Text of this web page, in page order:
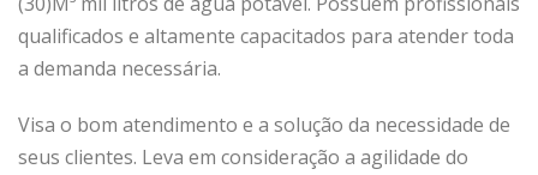
qualificados e altamente capacitados para atender toda
a demanda necessária.
Visa o bom atendimento e a solução da necessidade de
seus clientes. Leva em consideração a agilidade do